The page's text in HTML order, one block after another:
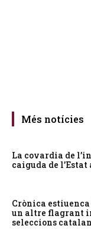
Més notícies
La covardia de
caiguda de
Crònica estiuenca
un altre flagrant
seleccions